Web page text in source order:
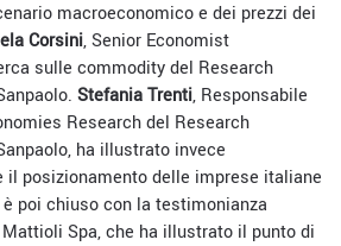
macroeconomico e dei prezzi dei
Corsini, Senior Economist
sulle commodity del Research
Stefania Trenti, Responsabile
Research del Research
ha illustrato invece
il posizionamento delle imprese italiane
è poi chiuso con la testimonianza
Mattioli Spa, che ha illustrato il punto di